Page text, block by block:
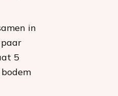
in
5